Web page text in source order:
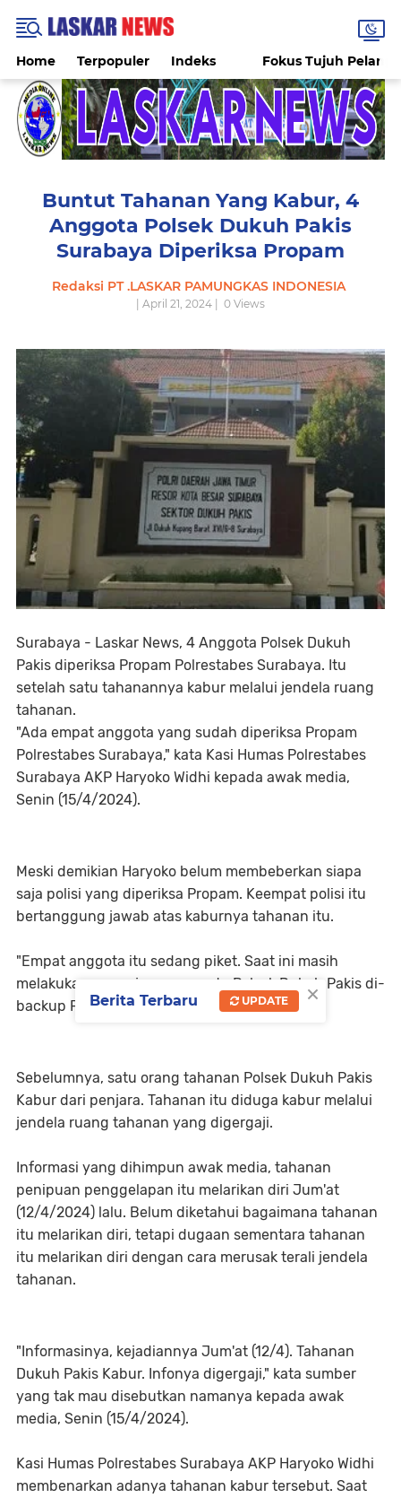
Home Terpopuler Indeks Fokus Tujuh
Buntut Tahanan Yang Kabur, 4
Anggota Polsek Dukuh Pakis
Surabaya Diperiksa Propam
Redaksi PT .LASKAR PAMUNGKAS INDONESIA
| April 21, 2024 | 0 Views
Surabaya - Laskar News, 4 Anggota Polsek Dukuh
Pakis diperiksa Propam Polrestabes Surabaya. Itu
setelah satu tahanannya kabur melalui jendela ruang
tahanan.
"Ada empat anggota yang sudah diperiksa Propam
Polrestabes Surabaya," kata Kasi Humas Polrestabes
Surabaya AKP Haryoko Widhi kepada awak media,
Senin (15/4/2024).
Meski demikian Haryoko belum membeberkan siapa
saja polisi yang diperiksa Propam. Keempat polisi itu
bertanggung jawab atas kaburnya tahanan itu.
"Empat anggota itu sedang piket. Saat ini masih
melakukan pengejaran anggota Polsek Dukuh Pakis di-
backup Polrestabes Surabaya," tambahnya.
Sebelumnya, satu orang tahanan Polsek Dukuh Pakis
Kabur dari penjara. Tahanan itu diduga kabur melalui
jendela ruang tahanan yang digergaji.
Informasi yang dihimpun awak media, tahanan
penipuan penggelapan itu melarikan diri Jum'at
(12/4/2024) lalu. Belum diketahui bagaimana tahanan
itu melarikan diri, tetapi dugaan sementara tahanan
itu melarikan diri dengan cara merusak terali jendela
tahanan.
"Informasinya, kejadiannya Jum'at (12/4). Tahanan
Dukuh Pakis Kabur. Infonya digergaji," kata sumber
yang tak mau disebutkan namanya kepada awak
media, Senin (15/4/2024).
Kasi Humas Polrestabes Surabaya AKP Haryoko Widhi
membenarkan adanya tahanan kabur tersebut. Saat
×
Berita Terbaru UPDATE